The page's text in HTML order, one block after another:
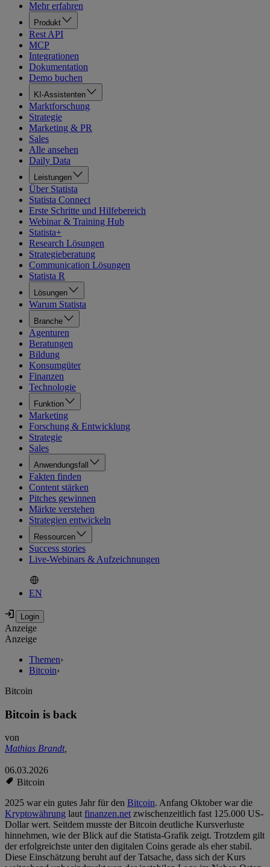
Mehr erfahren
Produkt
Rest API
MCP
Integrationen
Dokumentation
Demo buchen
KI-Assistenten
Marktforschung
Strategie
Marketing & PR
Sales
Alle ansehen
Daily Data
Leistungen
Über Statista
Statista Connect
Erste Schritte und Hilfebereich
Webinar & Training Hub
Statista+
Research Lösungen
Strategieberatung
Communication Lösungen
Statista R
Lösungen
Warum Statista
Branche
Agenturen
Beratungen
Bildung
Konsumgüter
Finanzen
Technologie
Funktion
Marketing
Forschung & Entwicklung
Strategie
Sales
Anwendungsfall
Fakten finden
Content stärken
Pitches gewinnen
Märkte verstehen
Strategien entwickeln
Ressourcen
Success stories
Live-Webinars & Aufzeichnungen
EN
Anzeige
Anzeige
Themen›
Bitcoin›
Bitcoin
Bitcoin is back
von
Mathias Brandt,
06.03.2026
Bitcoin
2025 war ein gutes Jahr für den Bitcoin. Anfang Oktober war die
Kryptowährung lautfinanzen.netzwischenzeitlich fast 125.000 US-
Dollar wert. Seitdem musste der Bitcoin deutliche Kursverluste
hinnehmen, wie der Blick auf die Statista-Grafik zeigt. Trotzdem gilt
der erfolgreichste unter den digitalen Coins gerade als eher stabil.
Diese Einschätzung beruht auf der Tatsache, dass sich der Kurs